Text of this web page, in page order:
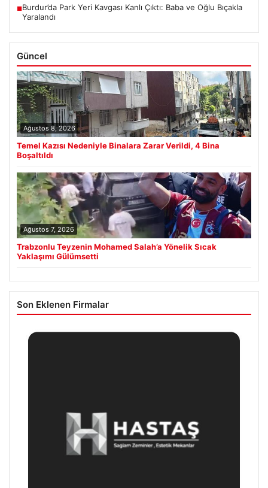
■Burdur’da Park Yeri Kavgası Kanlı Çıktı: Baba ve Oğlu Bıçakla
Yaralandı
Güncel
Ağustos 8, 2026
Temel Kazısı Nedeniyle Binalara Zarar Verildi, 4 Bina
Boşaltıldı
Ağustos 7, 2026
Trabzonlu Teyzenin Mohamed Salah’a Yönelik Sıcak
Yaklaşımı Gülümsetti
Son Eklenen Firmalar